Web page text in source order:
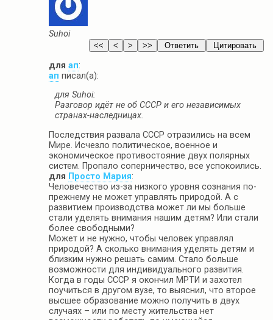
Suhoi
для ап:
ап писал(а):
для Suhoi:
Разговор идёт не об СССР и его независимых
странах-наследницах.
Последствия развала СССР отразились на всем
Мире. Исчезло политическое, военное и
экономическое противостояние двух полярных
систем. Пропало соперничество, все успокоились.
для Просто Мария:
Человечество из-за низкого уровня сознания по-
прежнему не может управлять природой. А с
развитием производства может ли мы больше
стали уделять внимания нашим детям? Или стали
более свободными?
Может и не нужно, чтобы человек управлял
природой? А сколько внимания уделять детям и
близким нужно решать самим. Стало больше
возможности для индивидуального развития.
Когда в годы СССР я окончил МРТИ и захотел
поучиться в другом вузе, то выяснил, что второе
высшее образование можно получить в двух
случаях – или по месту жительства нет